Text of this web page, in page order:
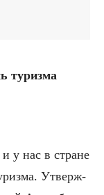
туризма
у нас в стра­не
Утверж­